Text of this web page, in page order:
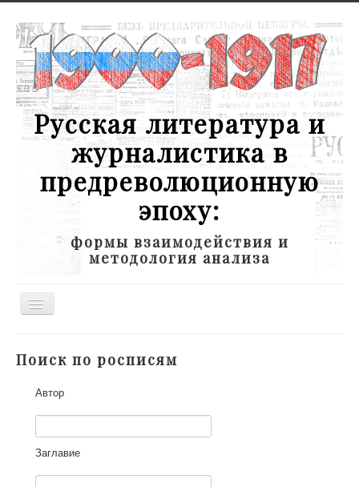
Русская литература и
журналистика в
предреволюционную
эпоху:
формы взаимодействия и
методология анализа
Toggle
Участники
Научная работа
Как работать с сайтом
Поиск по росписям
Автор
Заглавие